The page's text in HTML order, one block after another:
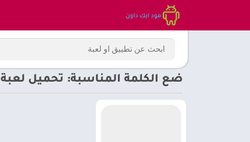
ضع الكلمة المناسبة: تحميل لعبة Custom Club مهكرة لنظام الأندرويد